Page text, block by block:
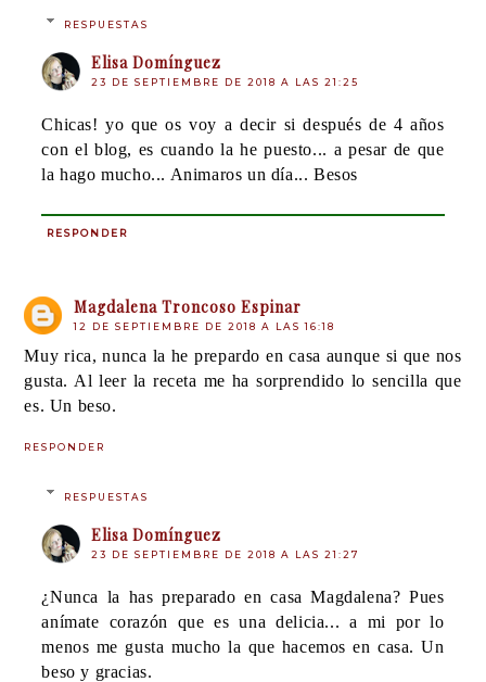
RESPUESTAS
Elisa Domínguez
23 DE SEPTIEMBRE DE 2018 A LAS 21:25
Chicas! yo que os voy a decir si después de 4 años
con el blog, es cuando la he puesto... a pesar de que
la hago mucho... Animaros un día... Besos
RESPONDER
Magdalena Troncoso Espinar
12 DE SEPTIEMBRE DE 2018 A LAS 16:18
Muy rica, nunca la he prepardo en casa aunque si que nos
gusta. Al leer la receta me ha sorprendido lo sencilla que
es. Un beso.
RESPONDER
RESPUESTAS
Elisa Domínguez
23 DE SEPTIEMBRE DE 2018 A LAS 21:27
¿Nunca la has preparado en casa Magdalena? Pues
anímate corazón que es una delicia... a mi por lo
menos me gusta mucho la que hacemos en casa. Un
beso y gracias.